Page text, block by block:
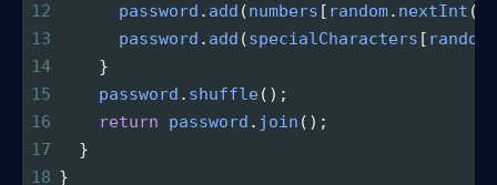
12
password . add (numbers [ random. nextInt (
13
password . add (specialCharacters [ random
14
    }
15
password . shuffle();
16
return password . join ();
17
  }
18 }